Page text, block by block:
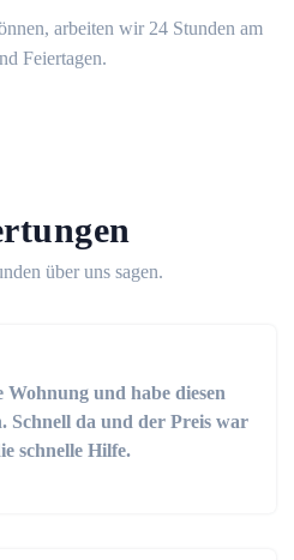
arbeiten wir 24 Stunden am
Feiertagen.
über uns sagen.
und habe diesen
Schnell da und der Preis war
schnelle Hilfe.